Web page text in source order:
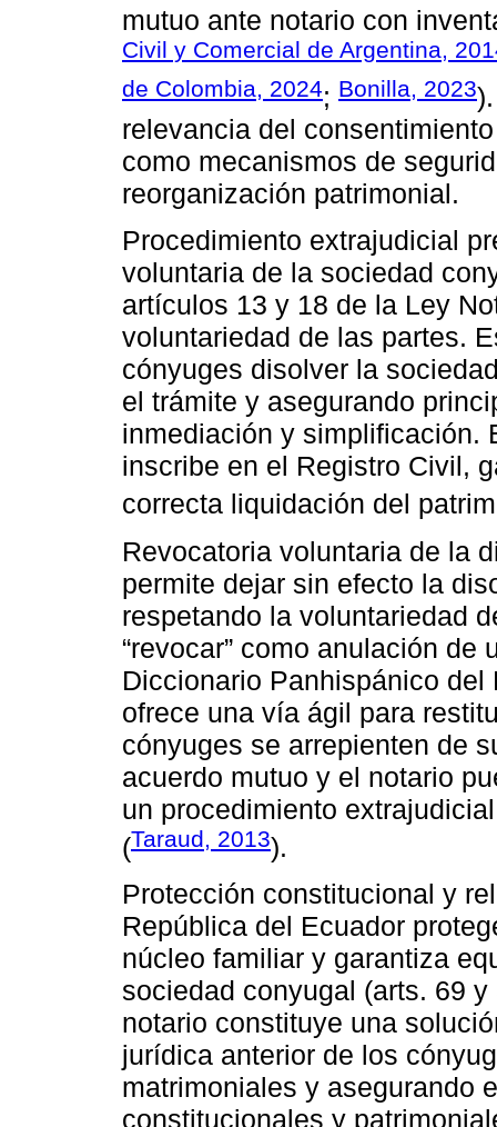
mutuo ante notario con
Civil y Comercial de Argentina,
de Colombia, 2024; Bonilla, 2023
relevancia del
como mecanismos de
reorganización patrimonial.
Procedimiento extrajudicial
voluntaria de la sociedad
artículos 13 y 18 de la Ley
voluntariedad de las partes.
cónyuges disolver la
el trámite y asegurando
inmediación y simplificación.
inscribe en el Registro Civil,
correcta liquidación del
Revocatoria voluntaria de la
permite dejar sin efecto la
respetando la voluntariedad
“revocar” como anulación
Diccionario Panhispánico
ofrece una vía ágil para
cónyuges se arrepienten de
acuerdo mutuo y el notario
un procedimiento
(Taraud, 2013).
Protección constitucional y
República del Ecuador
núcleo familiar y garantiza
sociedad conyugal (arts. 69
notario constituye una
jurídica anterior de los
matrimoniales y asegurando
constitucionales y